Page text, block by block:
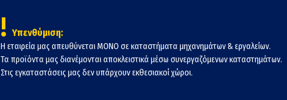
! Υπενθύμιση:
Η εταιρεία μας απευθύνεται ΜΟΝΟ σε καταστήματα μηχανημάτων & εργαλείων.
Τα προϊόντα μας διανέμονται αποκλειστικά μέσω συνεργαζόμενων καταστημάτων.
Στις εγκαταστάσεις μας δεν υπάρχουν εκθεσιακοί χώροι.